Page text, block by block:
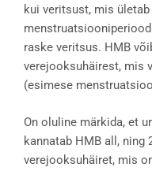
kui veritsust, mis
raske veritsus. HMB
verejooksuhäirest, mis
(esimese
On oluline märkida, et
kannatab HMB all, ning
verejooksuhäiret, mis